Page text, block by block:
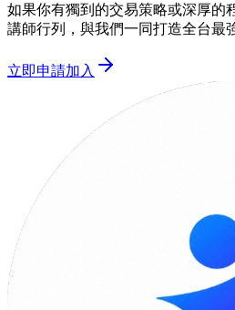
如果你有獨到的交易策略或深厚的
講師行列，與我們一同打造全台最
立即申請加入